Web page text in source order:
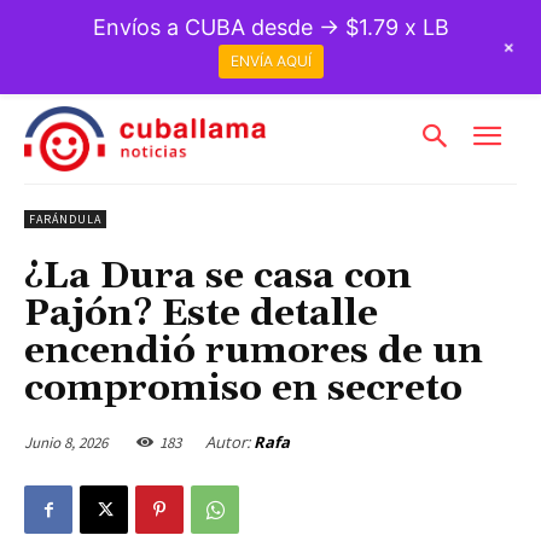
FARÁNDULA
¿La Dura se casa con
Pajón? Este detalle
encendió rumores de un
compromiso en secreto
Junio 8, 2026 183 Autor: Rafa
Envíos a CUBA desde → $1.79 x LB
ENVÍA AQUÍ
+